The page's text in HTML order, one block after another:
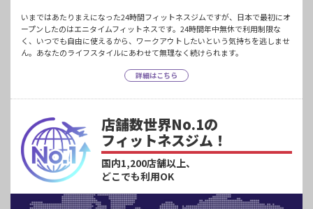
いまではあたりまえになった24時間フィットネスジムですが、日本で最初にオ
ープンしたのはエニタイムフィットネスです。24時間年中無休で利用制限な
く、いつでも自由に使えるから、ワークアウトしたいという気持ちを逃しませ
ん。あなたのライフスタイルにあわせて無理なく続けられます。
詳細はこちら
店舗数世界No.1の
フィットネスジム！
国内1,200店舗以上、
どこでも利用OK